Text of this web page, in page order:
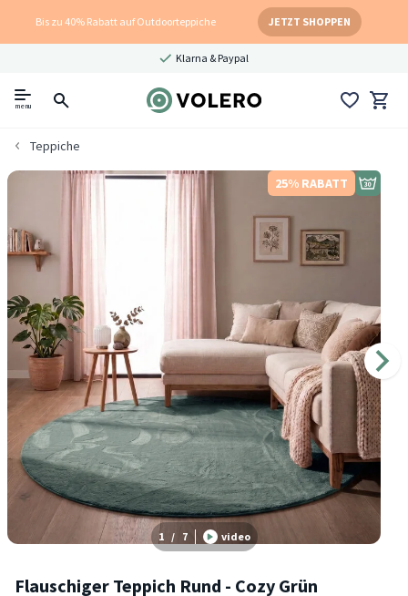
Bis zu 40% Rabatt auf Outdoorteppiche JETZT SHOPPEN
Klarna & Paypal
menu
Teppiche
25% RABATT
1 / 7 video
Flauschiger Teppich Rund - Cozy Grün